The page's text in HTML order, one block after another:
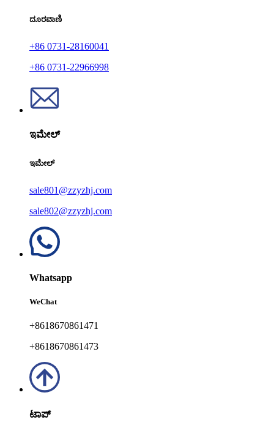
ದೂರವಾಣಿ
+86 0731-28160041
+86 0731-22966998
ಇಮೇಲ್
ಇಮೇಲ್
sale801@zzyzhj.com
sale802@zzyzhj.com
Whatsapp
WeChat
+8618670861471
+8618670861473
ಟಾಪ್